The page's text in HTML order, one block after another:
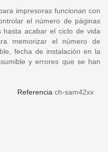
impresoras funcionan con
el número de páginas
hasta acabar el ciclo de vida
memorizar el número de
fecha de instalación en la
y errores que se han
Referencia ch-sam42xx